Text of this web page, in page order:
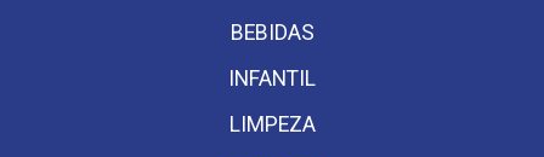
BEBIDAS
INFANTIL
LIMPEZA